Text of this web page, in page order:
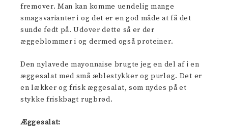
fremover. Man kan komme uendelig mange
smagsvarianter i og det er en god måde at få det
sunde fedt på. Udover dette så er der
æggeblommer i og dermed også proteiner.
Den nylavede mayonnaise brugte jeg en del af i en
æggesalat med små æblestykker og purløg. Det er
en lækker og frisk æggesalat, som nydes på et
stykke friskbagt rugbrød.
Æggesalat: